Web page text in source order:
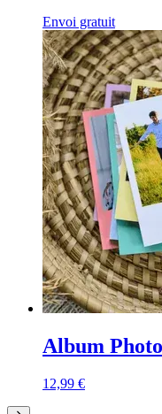
Envoi gratuit
Album
12,99 €